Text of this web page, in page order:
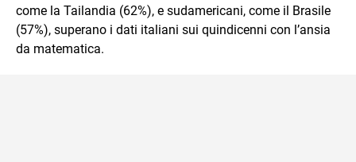
come la Tailandia (62%), e sudamericani, come il Brasile
(57%), superano i dati italiani sui quindicenni con l’ansia
da matematica.